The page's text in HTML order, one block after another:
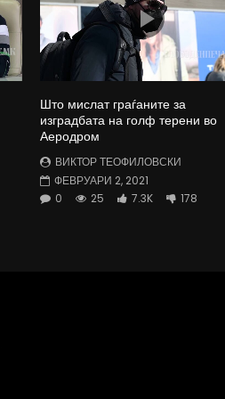
Што мислат граѓаните за
изградбата на голф терени во
Аеродром
ВИКТОР ТЕОФИЛОВСКИ
ФЕВРУАРИ 2, 2021
0
25 7.3K 178